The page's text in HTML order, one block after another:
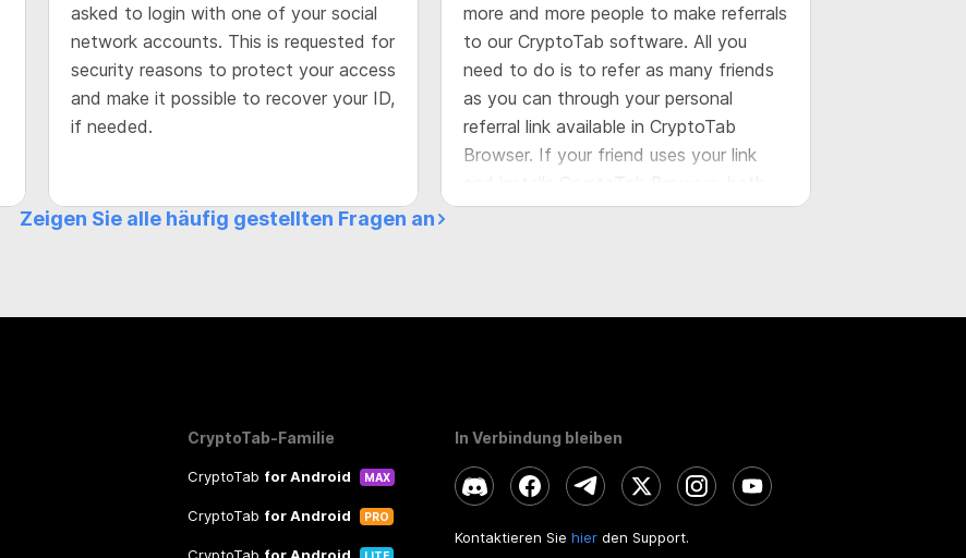
asked to login with one of your social
network accounts. This is requested for
security reasons to protect your access
and make it possible to recover your ID,
if needed.
more and more people to make referrals
to our CryptoTab software. All you
need to do is to refer as many friends
as you can through your personal
referral link available in CryptoTab
Browser. If your friend uses your link
you and your friend will be rewarded
Zeigen Sie alle häufig gestellten Fragen an
CryptoTab-Familie
CryptoTab for Android MAX
CryptoTab for Android PRO
In Verbindung bleiben
Kontaktieren Sie hier den Support.